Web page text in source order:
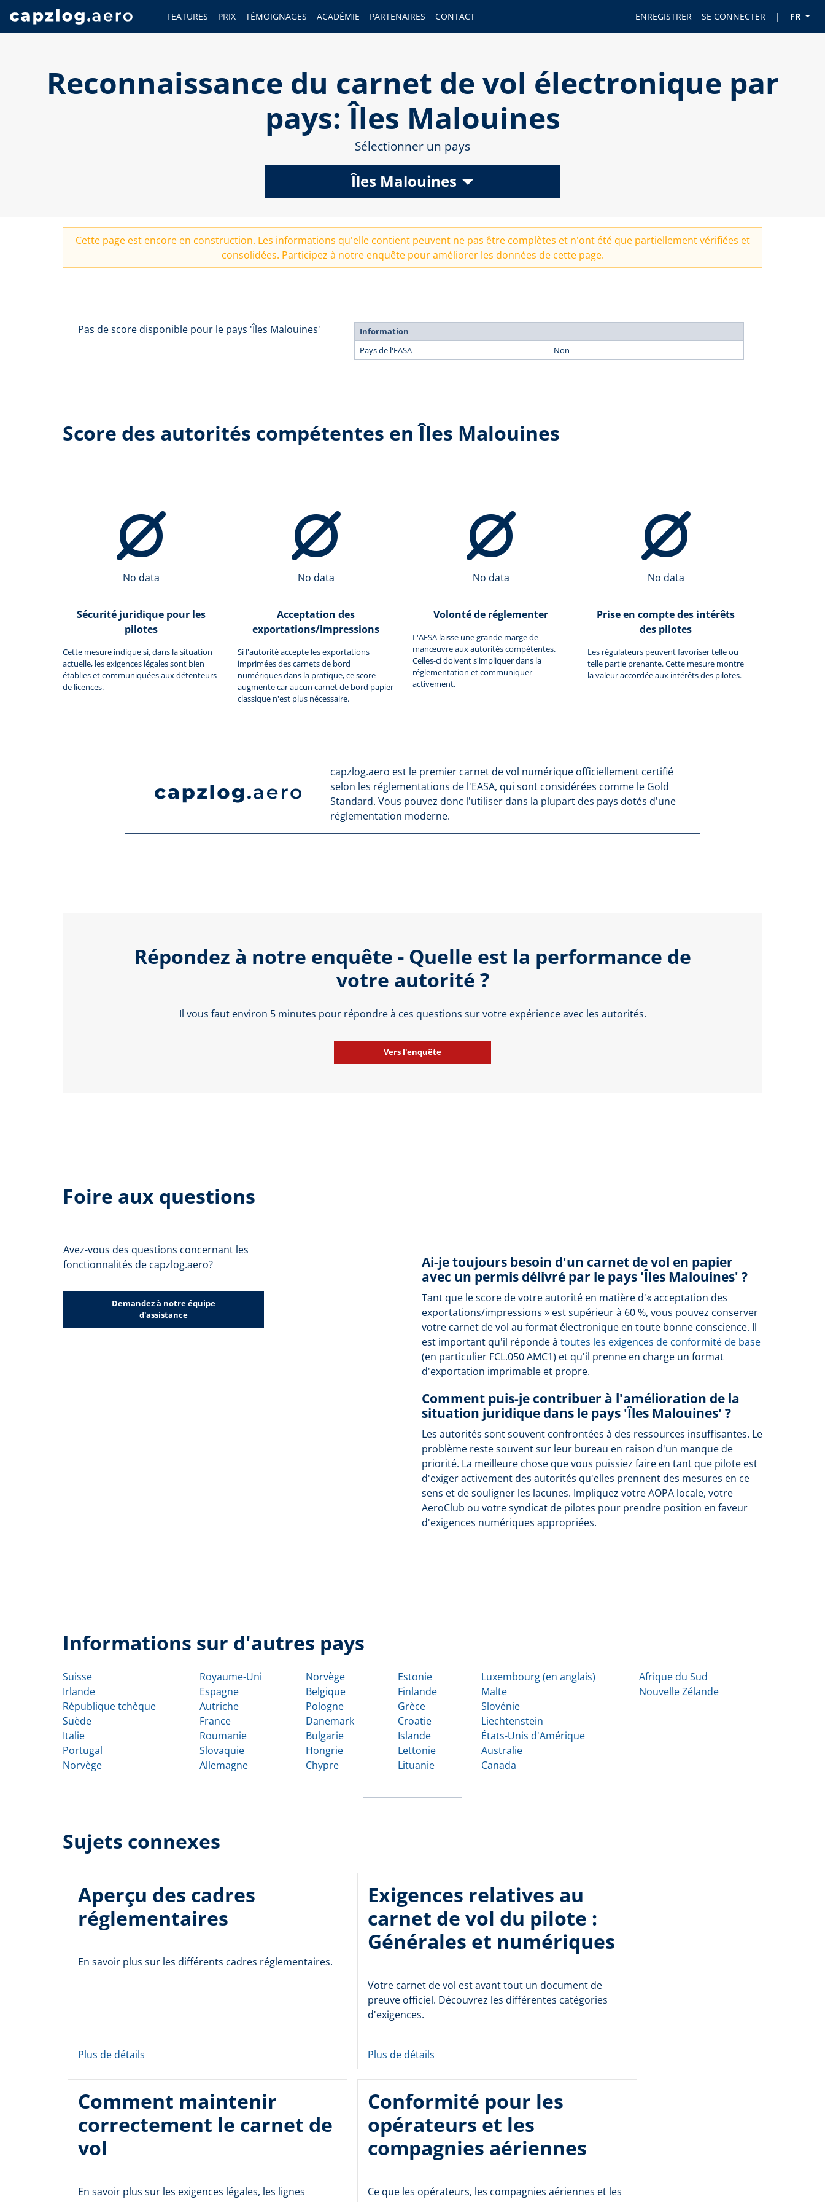
FEATURES PRIX TÉMOIGNAGES ACADÉMIE PARTENAIRES CONTACT ENREGISTRER SE CONNECTER | FR
Reconnaissance du carnet de vol électronique par
pays: Îles Malouines
Sélectionner un pays
Îles Malouines
Cette page est encore en construction. Les informations qu'elle contient peuvent ne pas être complètes et n'ont été que partiellement vérifiées et
consolidées. Participez à notre enquêtepour améliorer les données de cette page.
Pas de score disponible pour le pays 'Îles Malouines'
Information
Pays de l'EASA
Non
Score des autorités compétentes en Îles Malouines
No data
Sécurité juridique pour les
pilotes
Cette mesure indique si, dans la situation
actuelle, les exigences légales sont bien
établies et communiquées aux détenteurs
de licences.
No data
Acceptation des
exportations/impressions
Si l'autorité accepte les exportations
imprimées des carnets de bord
numériques dans la pratique, ce score
augmente car aucun carnet de bord papier
classique n'est plus nécessaire.
No data
Volonté de réglementer
L'AESA laisse une grande marge de
manœuvre aux autorités compétentes.
Celles-ci doivent s'impliquer dans la
réglementation et communiquer
activement.
No data
Prise en compte des intérêts
des pilotes
Les régulateurs peuvent favoriser telle ou
telle partie prenante. Cette mesure montre
la valeur accordée aux intérêts des pilotes.
capzlog.aero est le premier carnet de vol numérique officiellement certifié
selon les réglementations de l'EASA, qui sont considérées comme le Gold
Standard. Vous pouvez donc l'utiliser dans la plupart des pays dotés d'une
réglementation moderne.
Répondez à notre enquête - Quelle est la performance de
votre autorité ?
Il vous faut environ 5 minutes pour répondre à ces questions sur votre expérience avec les autorités.
Vers l'enquête
Foire aux questions
Avez-vous des questions concernant les
fonctionnalités de capzlog.aero?
Demandez à notre équipe
d'assistance
Ai-je toujours besoin d'un carnet de vol en papier
avec un permis délivré par le pays 'Îles Malouines' ?
Tant que le score de votre autorité en matière d'« acceptation des
exportations/impressions » est supérieur à 60 %, vous pouvez conserver
votre carnet de vol au format électronique en toute bonne conscience. Il
est important qu'il réponde à toutes les exigences de conformité de base
(en particulier FCL.050 AMC1) et qu'il prenne en charge un format
d'exportation imprimable et propre.
Comment puis-je contribuer à l'amélioration de la
situation juridique dans le pays 'Îles Malouines' ?
Les autorités sont souvent confrontées à des ressources insuffisantes. Le
problème reste souvent sur leur bureau en raison d'un manque de
priorité. La meilleure chose que vous puissiez faire en tant que pilote est
d'exiger activement des autorités qu'elles prennent des mesures en ce
sens et de souligner les lacunes. Impliquez votre AOPA locale, votre
AeroClub ou votre syndicat de pilotes pour prendre position en faveur
d'exigences numériques appropriées.
Informations sur d'autres pays
Suisse
Irlande
République tchèque
Suède
Italie
Portugal
Norvège
Royaume-Uni
Espagne
Autriche
France
Roumanie
Slovaquie
Allemagne
Norvège
Belgique
Pologne
Danemark
Bulgarie
Hongrie
Chypre
Estonie
Finlande
Grèce
Croatie
Islande
Lettonie
Lituanie
Luxembourg (en anglais)
Malte
Slovénie
Liechtenstein
États-Unis d'Amérique
Australie
Canada
Afrique du Sud
Nouvelle Zélande
Sujets connexes
Aperçu des cadres
réglementaires
En savoir plus sur les différents cadres réglementaires.
Plus de détails
Exigences relatives au
carnet de vol du pilote :
Générales et numériques
Votre carnet de vol est avant tout un document de
preuve officiel. Découvrez les différentes catégories
d'exigences.
Plus de détails
Comment maintenir
correctement le carnet de
vol
En savoir plus sur les exigences légales, les lignes
Conformité pour les
opérateurs et les
compagnies aériennes
Ce que les opérateurs, les compagnies aériennes et les